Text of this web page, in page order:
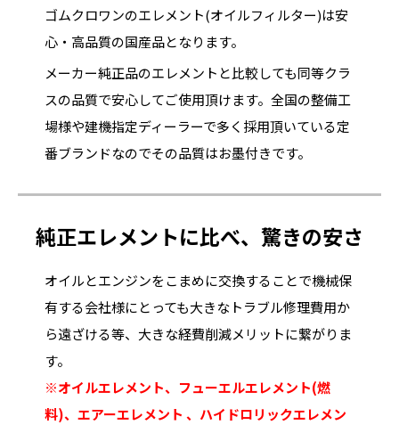
ゴムクロワンのエレメント(オイルフィルター)は安
心・高品質の国産品となります。
メーカー純正品のエレメントと比較しても同等クラ
スの品質で安心してご使用頂けます。全国の整備工
場様や建機指定ディーラーで多く採用頂いている定
番ブランドなのでその品質はお墨付きです。
純正エレメントに比べ、驚きの安さ
オイルとエンジンをこまめに交換することで機械保
有する会社様にとっても大きなトラブル修理費用か
ら遠ざける等、大きな経費削減メリットに繋がりま
す。
※オイルエレメント、フューエルエレメント(燃
料)、エアーエレメント 、ハイドロリックエレメン